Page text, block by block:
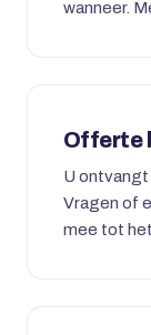
wanneer.
Offerte
U ontvangt
Vragen of
mee tot